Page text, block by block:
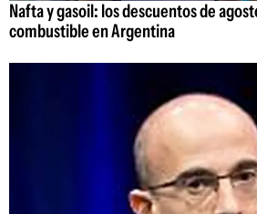
Nafta y gasoil: los descuentos de
combustible en Argentina